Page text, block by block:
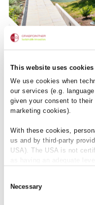
This website uses cookies
We use cookies when
our services (e.g.
given your consent to
marketing cookies).
With these cookies,
us and by third-party
USA). The USA is not
authorities for control and
effective legal remedies
Selection
Necessary
The future is
Brauquartier